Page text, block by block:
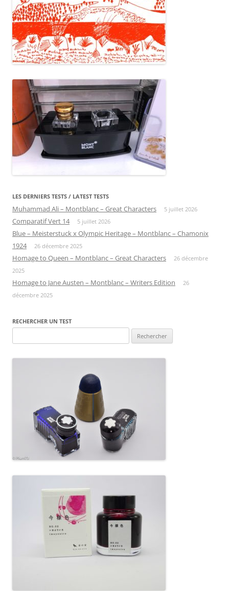
LES DERNIERS TESTS / LATEST TESTS
Muhammad Ali – Montblanc – Great Characters 5 juillet 2026
Comparatif Vert 14 5 juillet 2026
Blue – Meisterstuck x Olympic Heritage – Montblanc – Chamonix
1924
26 décembre 2025
Homage to Queen – Montblanc – Great Characters
26 décembre
2025
Homage to Jane Austen – Montblanc – Writers Edition
26
décembre 2025
RECHERCHER UN TEST